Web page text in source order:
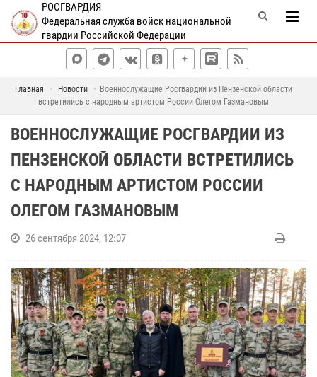
РОСГВАРДИЯ
Федеральная служба войск национальной
гвардии Российской Федерации
Главная Новости
Военнослужащие Росгвардии из Пензенской области
встретились с народным артистом России Олегом Газмановым
ВОЕННОСЛУЖАЩИЕ РОСГВАРДИИ ИЗ
ПЕНЗЕНСКОЙ ОБЛАСТИ ВСТРЕТИЛИСЬ
С НАРОДНЫМ АРТИСТОМ РОССИИ
ОЛЕГОМ ГАЗМАНОВЫМ
26 сентября 2024, 12:07